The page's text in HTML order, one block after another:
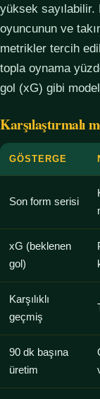
yüksek sayılabilir.
oyuncunun ve
metrikler tercih
topla oynama
gol (xG) gibi
Karşılaştırmalı
GÖSTERGE
Son form serisi
xG (beklenen
gol)
Karşılıklı
geçmiş
90 dk başına
üretim